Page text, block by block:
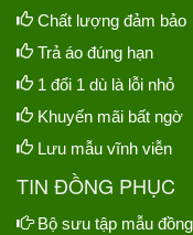
Chất lượng đảm bảo
Trả áo đúng hạn
1 đổi 1 dù là lỗi nhỏ
Khuyến mãi bất ngờ
Lưu mẫu vĩnh viễn
TIN ĐỒNG PHỤC
Bộ sưu tập mẫu